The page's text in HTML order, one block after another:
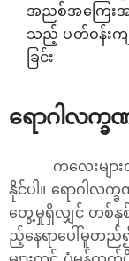
အညစ်အကြေးအမှု
သည့် ပတ်ဝန်းက
ခြင်း
ရောဂါလက္ခဏ
က​လေးမျာ
နိုင်ပါ။ ​ရောဂါ
တွေ့မှုရှိလျှင် တစ်နှ
ည့်​နေရာ​ပေါ်မူတ